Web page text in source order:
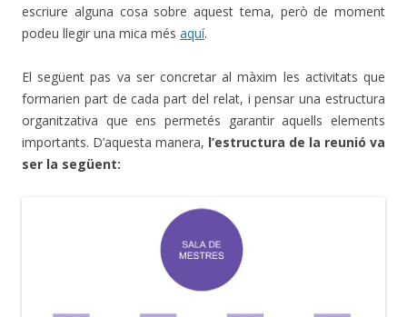
escriure alguna cosa sobre aquest tema, però de moment
podeu llegir una mica més aquí.
El següent pas va ser concretar al màxim les activitats que
formarien part de cada part del relat, i pensar una estructura
organitzativa que ens permetés garantir aquells elements
importants. D’aquesta manera, l’estructura de la reunió va
ser la següent: